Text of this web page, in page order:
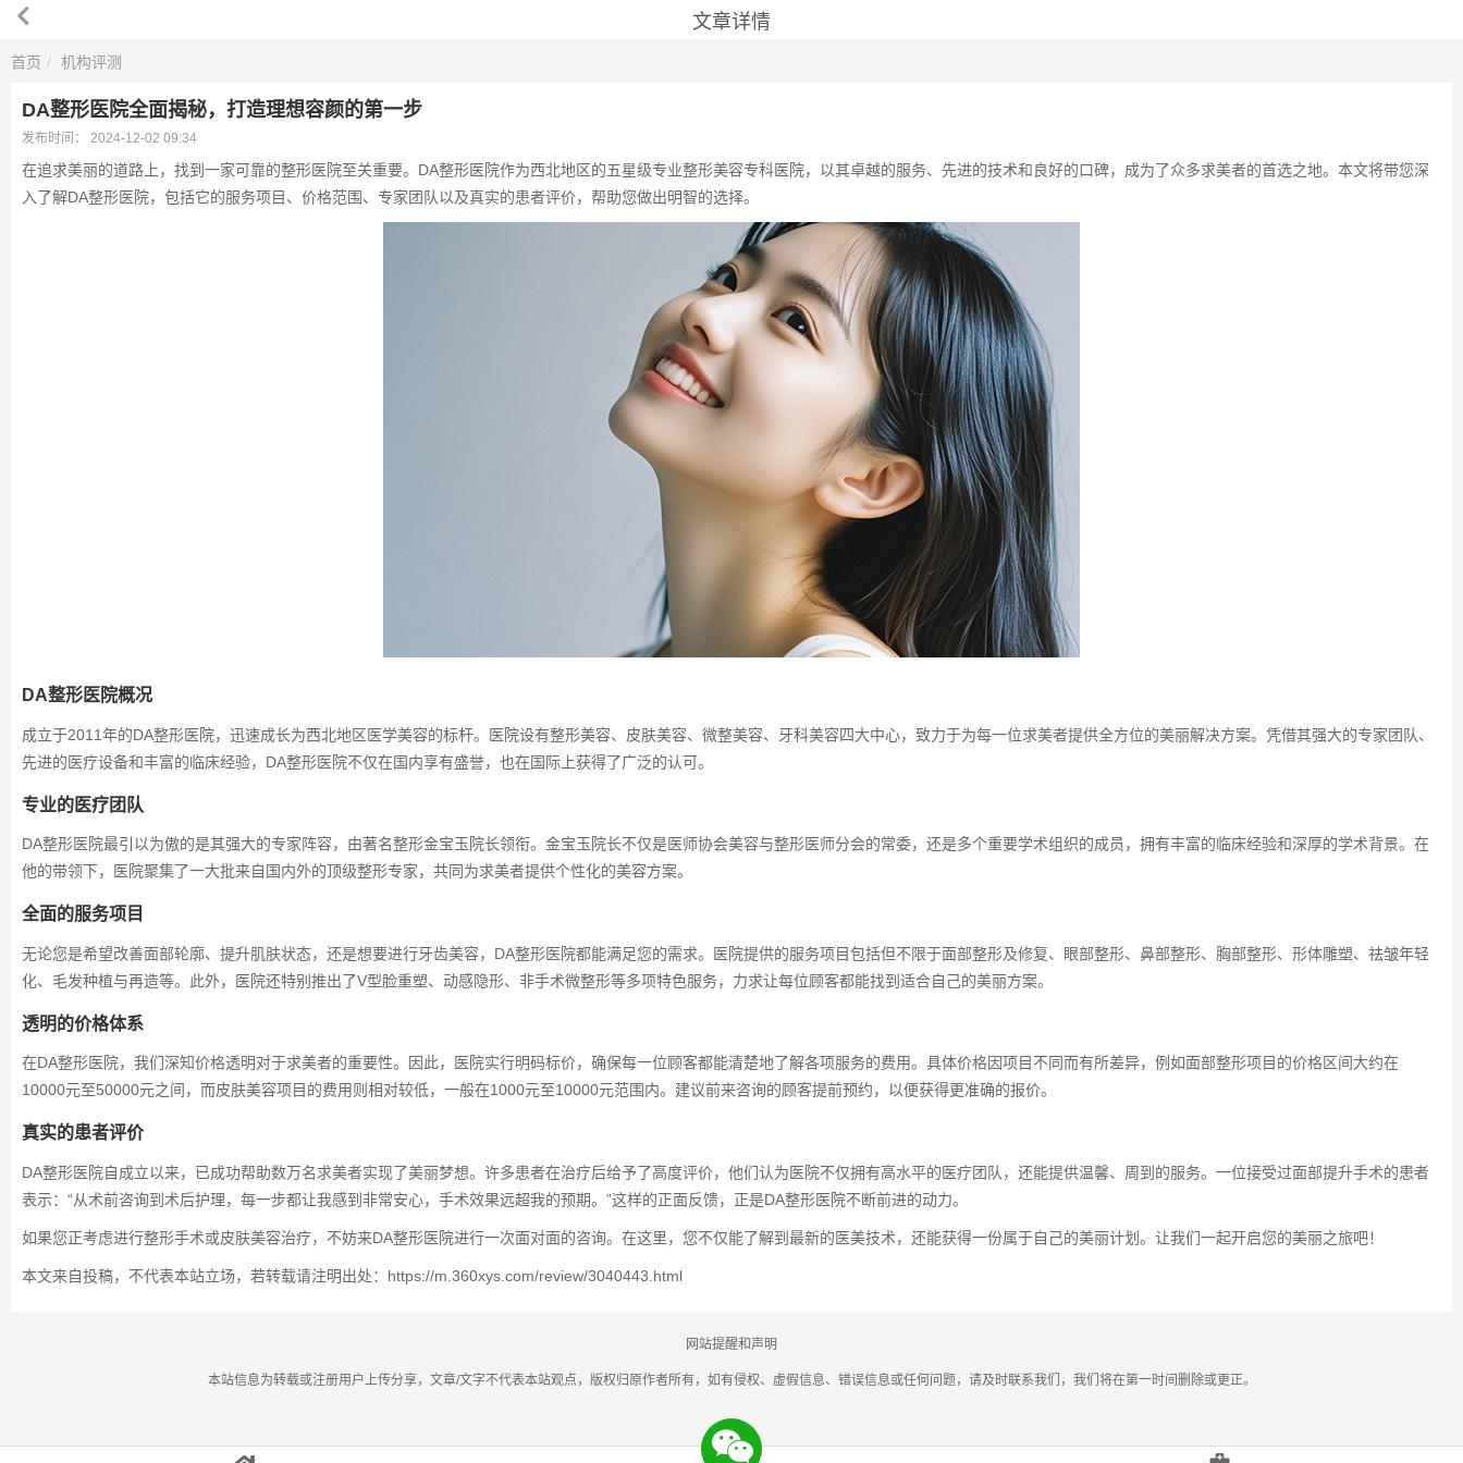
文章详情
首页 机构评测
DA整形医院全面揭秘，打造理想容颜的第一步
发布时间： 2024-12-02 09:34
在追求美丽的道路上，找到一家可靠的整形医院至关重要。DA整形医院作为西北地区的五星级专业整形美容专科医院，以其卓越的服务、先进的技术和良好的口碑，成为了众多求美者的首选之地。本文将带您深
入了解DA整形医院，包括它的服务项目、价格范围、专家团队以及真实的患者评价，帮助您做出明智的选择。
DA整形医院概况
成立于2011年的DA整形医院，迅速成长为西北地区医学美容的标杆。医院设有整形美容、皮肤美容、微整美容、牙科美容四大中心，致力于为每一位求美者提供全方位的美丽解决方案。凭借其强大的专家团队、
先进的医疗设备和丰富的临床经验，DA整形医院不仅在国内享有盛誉，也在国际上获得了广泛的认可。
专业的医疗团队
DA整形医院最引以为傲的是其强大的专家阵容，由著名整形金宝玉院长领衔。金宝玉院长不仅是医师协会美容与整形医师分会的常委，还是多个重要学术组织的成员，拥有丰富的临床经验和深厚的学术背景。在
他的带领下，医院聚集了一大批来自国内外的顶级整形专家，共同为求美者提供个性化的美容方案。
全面的服务项目
无论您是希望改善面部轮廓、提升肌肤状态，还是想要进行牙齿美容，DA整形医院都能满足您的需求。医院提供的服务项目包括但不限于面部整形及修复、眼部整形、鼻部整形、胸部整形、形体雕塑、祛皱年轻
化、毛发种植与再造等。此外，医院还特别推出了V型脸重塑、动感隐形、非手术微整形等多项特色服务，力求让每位顾客都能找到适合自己的美丽方案。
透明的价格体系
在DA整形医院，我们深知价格透明对于求美者的重要性。因此，医院实行明码标价，确保每一位顾客都能清楚地了解各项服务的费用。具体价格因项目不同而有所差异，例如面部整形项目的价格区间大约在
10000元至50000元之间，而皮肤美容项目的费用则相对较低，一般在1000元至10000元范围内。建议前来咨询的顾客提前预约，以便获得更准确的报价。
真实的患者评价
DA整形医院自成立以来，已成功帮助数万名求美者实现了美丽梦想。许多患者在治疗后给予了高度评价，他们认为医院不仅拥有高水平的医疗团队，还能提供温馨、周到的服务。一位接受过面部提升手术的患者
表示：“从术前咨询到术后护理，每一步都让我感到非常安心，手术效果远超我的预期。”这样的正面反馈，正是DA整形医院不断前进的动力。
如果您正考虑进行整形手术或皮肤美容治疗，不妨来DA整形医院进行一次面对面的咨询。在这里，您不仅能了解到最新的医美技术，还能获得一份属于自己的美丽计划。让我们一起开启您的美丽之旅吧！
本文来自投稿，不代表本站立场，若转载请注明出处：https://m.360xys.com/review/3040443.html
网站提醒和声明
本站信息为转载或注册用户上传分享，文章/文字不代表本站观点，版权归原作者所有，如有侵权、虚假信息、错误信息或任何问题，请及时联系我们，我们将在第一时间删除或更正。